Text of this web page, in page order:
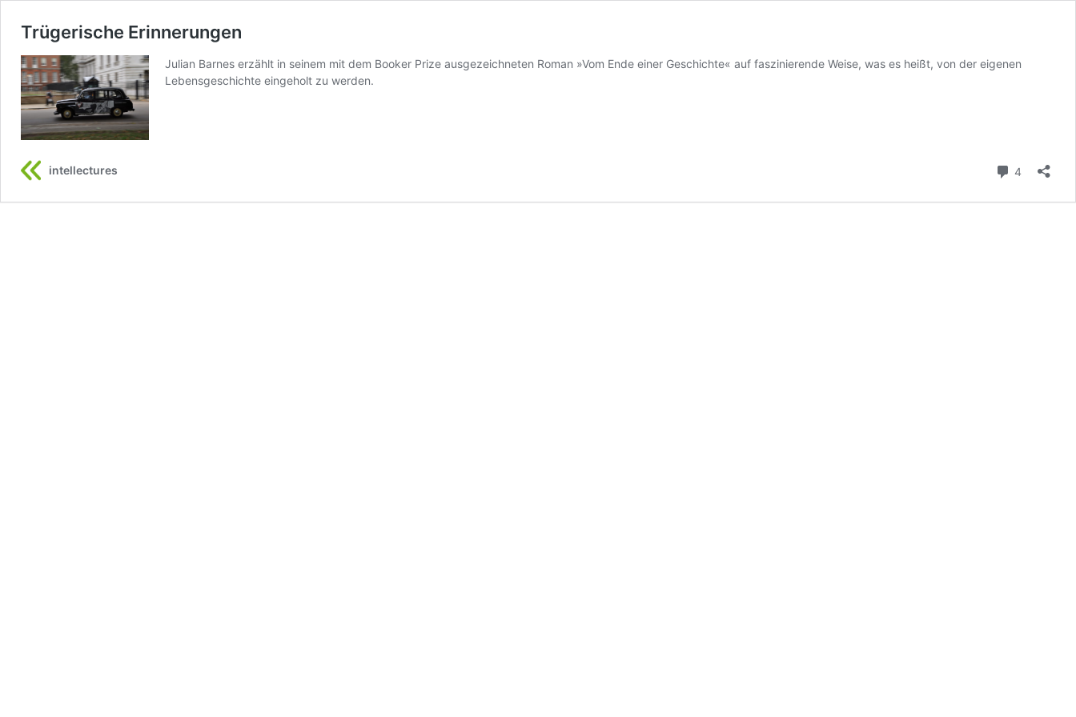
Trügerische Erinnerungen
Julian Barnes erzählt in seinem mit dem Booker Prize ausgezeichneten Roman »Vom Ende einer Geschichte« auf faszinierende Weise, was es heißt, von der eigenen
Lebensgeschichte eingeholt zu werden.
intellectures 4